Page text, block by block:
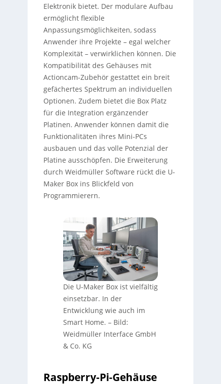
Elektronik bietet. Der modulare Aufbau
ermöglicht flexible
Anpassungsmöglichkeiten, sodass
Anwender ihre Projekte – egal welcher
Komplexität – verwirklichen können. Die
Kompatibilität des Gehäuses mit
Actioncam-Zubehör gestattet ein breit
gefächertes Spektrum an individuellen
Optionen. Zudem bietet die Box Platz
für die Integration ergänzender
Platinen. Anwender können damit die
Funktionalitäten ihres Mini-PCs
ausbauen und das volle Potenzial der
Platine ausschöpfen. Die Erweiterung
durch Weidmüller Software rückt die U-
Maker Box ins Blickfeld von
Programmierern.
Die U-Maker Box ist vielfältig
einsetzbar. In der
Entwicklung wie auch im
Smart Home. – Bild:
Weidmüller Interface GmbH
& Co. KG
Raspberry-Pi-Gehäuse